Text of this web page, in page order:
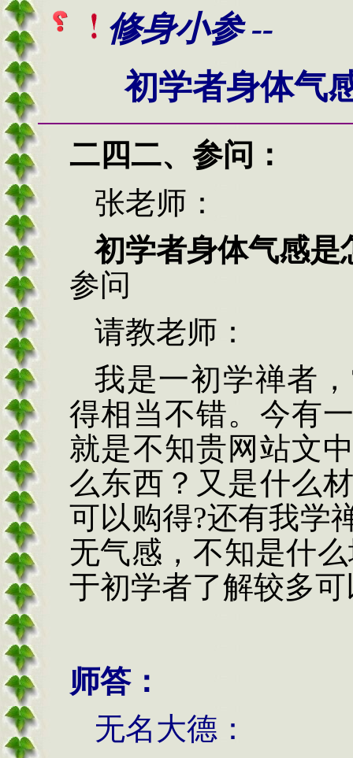
修身小参 --
初学者身体气
二四二、 参问：
张老师：
初学者身体气感是
参问
请教老师：
我是一初学禅者
得相当不错。今有
就是不知贵网站文
么东西？又是什么
可以购得?还有我学
无气感，不知是什
于初学者了解较多
师答：
无名大德：